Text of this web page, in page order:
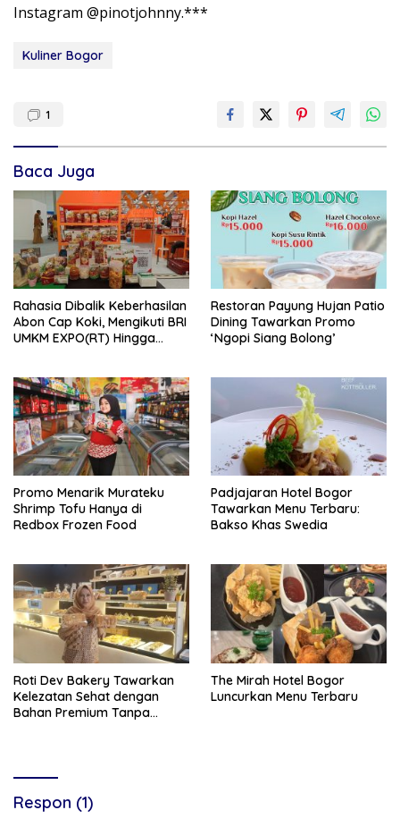
Instagram @pinotjohnny.***
Kuliner Bogor
1
Baca Juga
Rahasia Dibalik Keberhasilan
Abon Cap Koki, Mengikuti BRI
UMKM EXPO(RT) Hingga
Restoran Payung Hujan Patio
Dining Tawarkan Promo
‘Ngopi Siang Bolong’
Promo Menarik Murateku
Shrimp Tofu Hanya di
Redbox Frozen Food
Padjajaran Hotel Bogor
Tawarkan Menu Terbaru:
Bakso Khas Swedia
Roti Dev Bakery Tawarkan
Kelezatan Sehat dengan
Bahan Premium Tanpa
The Mirah Hotel Bogor
Luncurkan Menu Terbaru
Respon (1)